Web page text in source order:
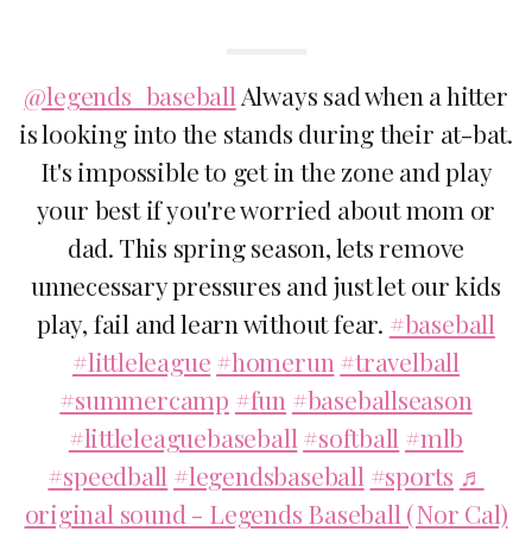
@legends_baseball Always sad when a hitter
is looking into the stands during their at-bat.
It's impossible to get in the zone and play
your best if you're worried about mom or
dad. This spring season, lets remove
unnecessary pressures and just let our kids
play, fail and learn without fear. #baseball
#littleleague #homerun #travelball
#summercamp #fun #baseballseason
#littleleaguebaseball #softball #mlb
#speedball #legendsbaseball #sports ♬
original sound - Legends Baseball (Nor Cal)